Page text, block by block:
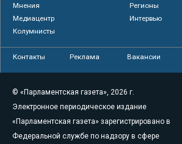
Мнения
Регионы
Медиацентр
Интервью
Колумнисты
Контакты Реклама Вакансии
© «Парламентская газета», 2026 г.
Электронное периодическое издание
«Парламентская газета» зарегистрировано в
Федеральной службе по надзору в сфере